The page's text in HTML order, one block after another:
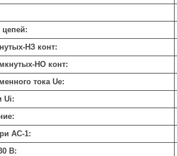
НЗ конт:
НО конт:
тока Ue:
Ui:
АС-1:
В: